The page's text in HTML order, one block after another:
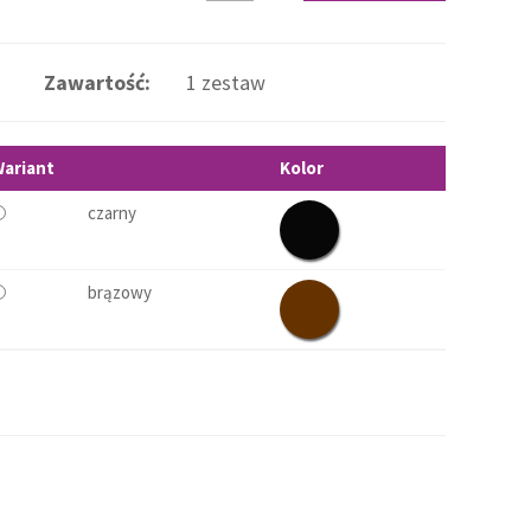
Zawartość: 1 zestaw
Kolor
czarny
brązowy